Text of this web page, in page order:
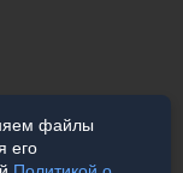
файлы
его